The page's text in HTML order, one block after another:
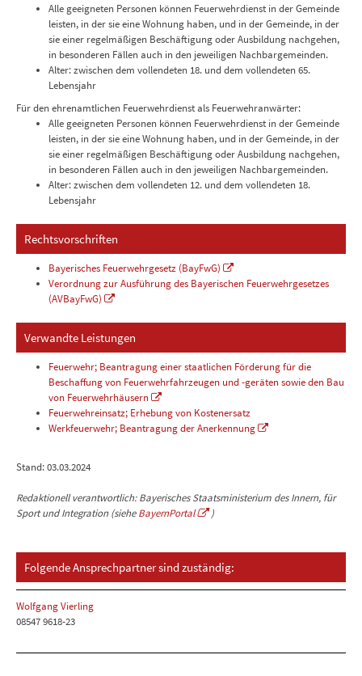
Alle geeigneten Personen können Feuerwehrdienst in der Gemeinde
leisten, in der sie eine Wohnung haben, und in der Gemeinde, in der
sie einer regelmäßigen Beschäftigung oder Ausbildung nachgehen,
in besonderen Fällen auch in den jeweiligen Nachbargemeinden.
Alter: zwischen dem vollendeten 18. und dem vollendeten 65.
Lebensjahr
Für den ehrenamtlichen Feuerwehrdienst als Feuerwehranwärter:
Alle geeigneten Personen können Feuerwehrdienst in der Gemeinde
leisten, in der sie eine Wohnung haben, und in der Gemeinde, in der
sie einer regelmäßigen Beschäftigung oder Ausbildung nachgehen,
in besonderen Fällen auch in den jeweiligen Nachbargemeinden.
Alter: zwischen dem vollendeten 12. und dem vollendeten 18.
Lebensjahr
Rechtsvorschriften
Bayerisches Feuerwehrgesetz (BayFwG)
Verordnung zur Ausführung des Bayerischen Feuerwehrgesetzes
(AVBayFwG)
Verwandte Leistungen
Feuerwehr; Beantragung einer staatlichen Förderung für die
Beschaffung von Feuerwehrfahrzeugen und -geräten sowie den Bau
von Feuerwehrhäusern
Feuerwehreinsatz; Erhebung von Kostenersatz
Werkfeuerwehr; Beantragung der Anerkennung
Stand: 03.03.2024
Redaktionell verantwortlich: Bayerisches Staatsministerium des Innern, für
Sport und Integration (sieheBayernPortal )
Folgende Ansprechpartner sind zuständig:
Wolfgang Vierling
08547 9618-23